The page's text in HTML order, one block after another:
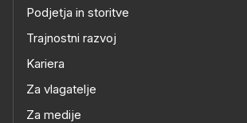
Podjetja in storitve
Trajnostni razvoj
Kariera
Za vlagatelje
Za medije